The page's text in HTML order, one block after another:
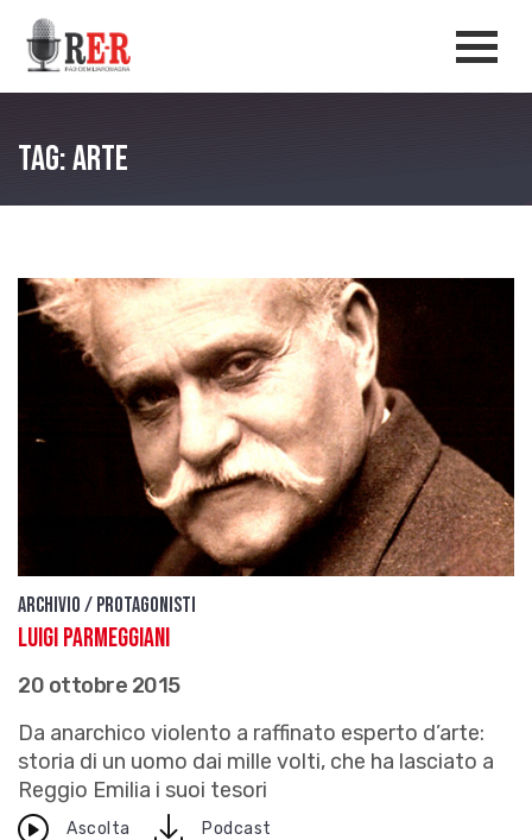
Salta al contenuto principale
Tag: arte
Archivio / Protagonisti
Luigi Parmeggiani
20 ottobre 2015
Da anarchico violento a raffinato esperto d’arte:
storia di un uomo dai mille volti, che ha lasciato a
Reggio Emilia i suoi tesori
Ascolta downloadPodcast